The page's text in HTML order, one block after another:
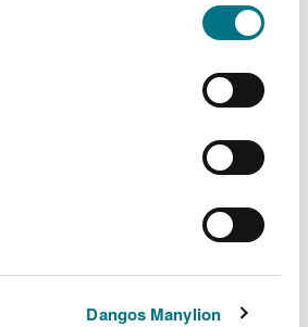
ein cwcis cyn i chi ddewis.
Dangos Manylion
morol Gorffennaf
morol Medi 2023
morol Hydref
morol Tachwedd
morol Rhagfyr